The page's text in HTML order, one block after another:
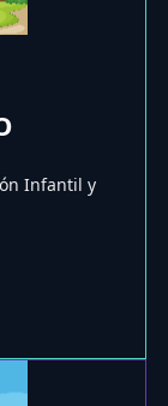
Infantil y